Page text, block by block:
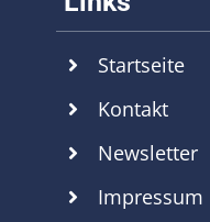
Startseite
Kontakt
Newsletter
Impressum